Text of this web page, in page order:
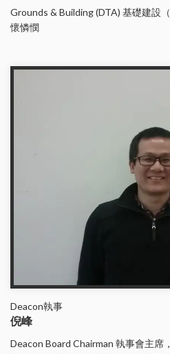
Grounds & Building (DTA) 基礎建設
懷憐憫
Deacon執事
倪峰
Deacon Board Chairman 執事會主席